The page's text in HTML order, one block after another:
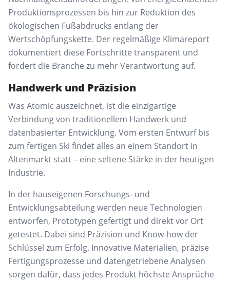
Produktionsprozessen bis hin zur Reduktion des
ökologischen Fußabdrucks entlang der
Wertschöpfungskette. Der regelmäßige Klimareport
dokumentiert diese Fortschritte transparent und
fordert die Branche zu mehr Verantwortung auf.
Handwerk und Präzision
Was Atomic auszeichnet, ist die einzigartige
Verbindung von traditionellem Handwerk und
datenbasierter Entwicklung. Vom ersten Entwurf bis
zum fertigen Ski findet alles an einem Standort in
Altenmarkt statt – eine seltene Stärke in der heutigen
Industrie.
In der hauseigenen Forschungs- und
Entwicklungsabteilung werden neue Technologien
entworfen, Prototypen gefertigt und direkt vor Ort
getestet. Dabei sind Präzision und Know-how der
Schlüssel zum Erfolg. Innovative Materialien, präzise
Fertigungsprozesse und datengetriebene Analysen
sorgen dafür, dass jedes Produkt höchste Ansprüche